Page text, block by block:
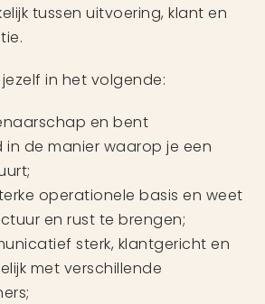
tussen uitvoering, klant en
in het volgende:
en bent
de manier waarop je een
operationele basis en weet
en rust te brengen;
sterk, klantgericht en
met verschillende